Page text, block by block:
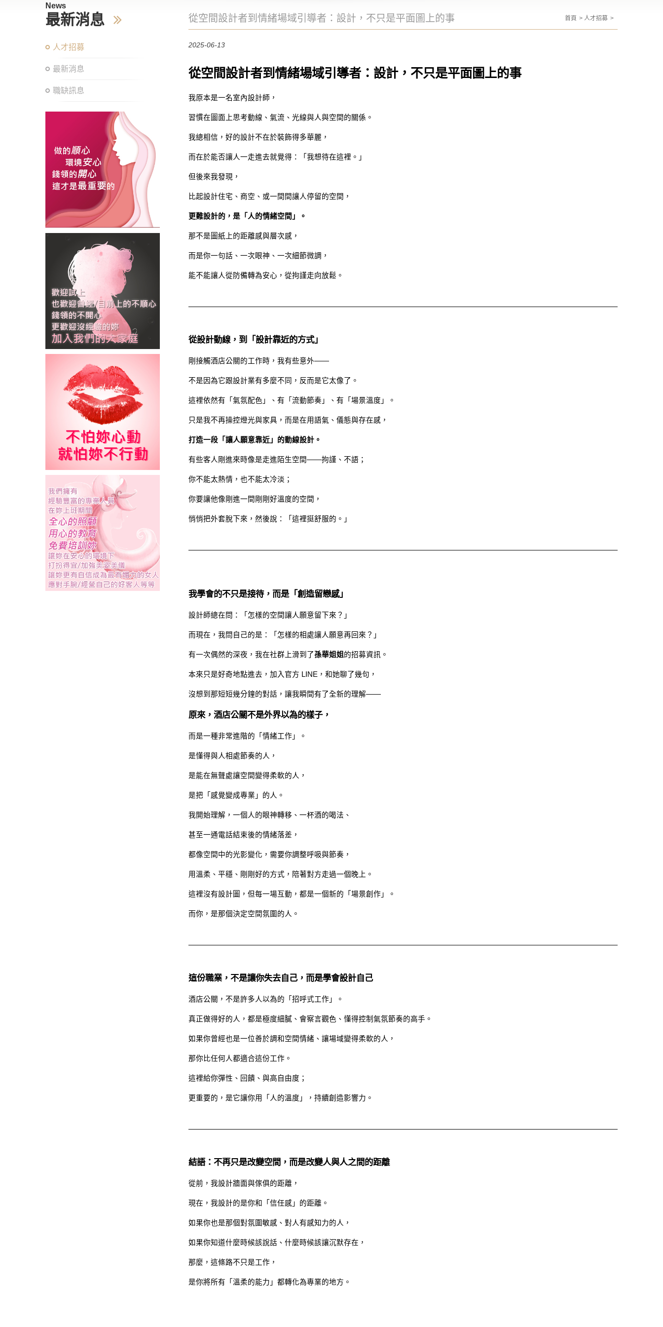
News
最新消息
人才招募
最新消息
職缺訊息
從空間設計者到情緒場域引導者：設計，不只是平面圖上的事 首頁 人才招募
2025-06-13
從空間設計者到情緒場域引導者：設計，不只是平面圖上的事
我原本是一名室內設計師，
習慣在圖面上思考動線、氣流、光線與人與空間的關係。
我總相信，好的設計不在於裝飾得多華麗，
而在於能否讓人一走進去就覺得：「我想待在這裡。」
但後來我發現，
比起設計住宅、商空、或一間間讓人停留的空間，
更難設計的，是「人的情緒空間」。
那不是圖紙上的距離感與層次感，
而是你一句話、一次眼神、一次細節微調，
能不能讓人從防備轉為安心，從拘謹走向放鬆。
從設計動線，到「設計靠近的方式」
剛接觸酒店公關的工作時，我有些意外——
不是因為它跟設計業有多麼不同，反而是它太像了。
這裡依然有「氣氛配色」、有「流動節奏」、有「場景溫度」。
只是我不再操控燈光與家具，而是在用語氣、儀態與存在感，
打造一段「讓人願意靠近」的動線設計。
有些客人剛進來時像是走進陌生空間——拘謹、不語；
你不能太熱情，也不能太冷淡；
你要讓他像剛進一間剛剛好溫度的空間，
悄悄把外套脫下來，然後說：「這裡挺舒服的。」
我學會的不只是接待，而是「創造留戀感」
設計師總在問：「怎樣的空間讓人願意留下來？」
而現在，我問自己的是：「怎樣的相處讓人願意再回來？」
有一次偶然的深夜，我在社群上滑到了孫華姐姐 的招募資訊。
本來只是好奇地點進去，加入官方 LINE，和她聊了幾句，
沒想到那短短幾分鐘的對話，讓我瞬間有了全新的理解——
原來，酒店公關不是外界以為的樣子，
而是一種非常進階的「情緒工作」。
是懂得與人相處節奏的人，
是能在無聲處讓空間變得柔軟的人，
是把「感覺變成專業」的人。
我開始理解，一個人的眼神轉移、一杯酒的喝法、
甚至一通電話結束後的情緒落差，
都像空間中的光影變化，需要你調整呼吸與節奏，
用溫柔、平穩、剛剛好的方式，陪著對方走過一個晚上。
這裡沒有設計圖，但每一場互動，都是一個新的「場景創作」。
而你，是那個決定空間氛圍的人。
這份職業，不是讓你失去自己，而是學會設計自己
酒店公關，不是許多人以為的「招呼式工作」。
真正做得好的人，都是極度細膩、會察言觀色、懂得控制氣氛節奏的高手。
如果你曾經也是一位善於調和空間情緒、讓場域變得柔軟的人，
那你比任何人都適合這份工作。
這裡給你彈性、回饋、與高自由度；
更重要的，是它讓你用「人的溫度」，持續創造影響力。
結語：不再只是改變空間，而是改變人與人之間的距離
從前，我設計牆面與傢俱的距離，
現在，我設計的是你和「信任感」的距離。
如果你也是那個對氛圍敏感、對人有感知力的人，
如果你知道什麼時候該說話、什麼時候該讓沉默存在，
那麼，這條路不只是工作，
是你將所有「溫柔的能力」都轉化為專業的地方。